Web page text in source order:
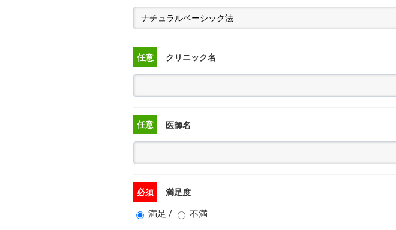
任意 クリニック名
任意 医師名
必須 満足度
満足 / 不満